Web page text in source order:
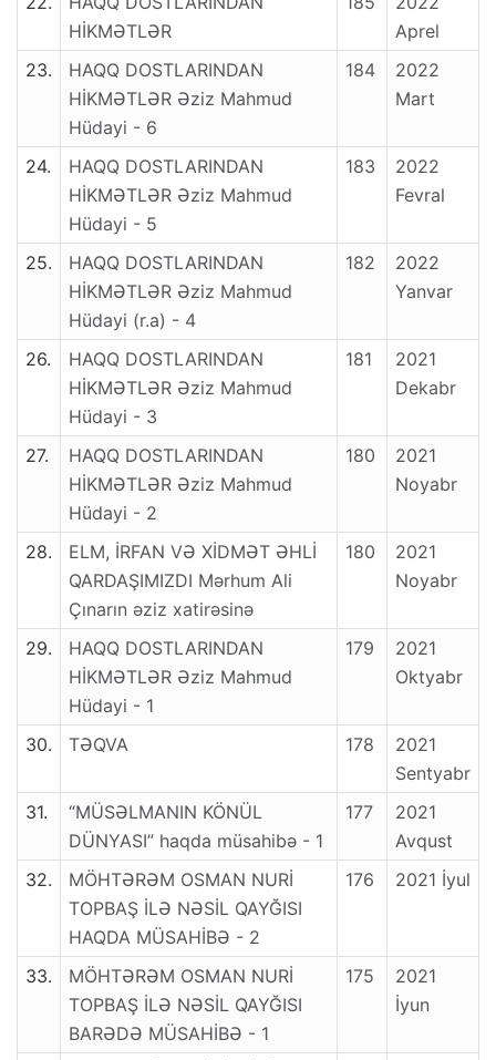
HİKMƏTLƏR
Aprel
23.
HAQQ DOSTLARINDAN
HİKMƏTLƏR Əziz Mahmud
Hüdayi - 6
184
2022
Mart
24.
HAQQ DOSTLARINDAN
HİKMƏTLƏR Əziz Mahmud
Hüdayi - 5
183
2022
Fevral
25.
HAQQ DOSTLARINDAN
HİKMƏTLƏR Əziz Mahmud
Hüdayi (r.a) - 4
182
2022
Yanvar
26.
HAQQ DOSTLARINDAN
HİKMƏTLƏR Əziz Mahmud
Hüdayi - 3
181
2021
Dekabr
27.
HAQQ DOSTLARINDAN
HİKMƏTLƏR Əziz Mahmud
Hüdayi - 2
180
2021
Noyabr
28.
ELM, İRFAN VƏ XİDMƏT ƏHLİ
QARDAŞIMIZDI Mərhum Ali
Çınarın əziz xatirəsinə
180
2021
Noyabr
29.
HAQQ DOSTLARINDAN
HİKMƏTLƏR Əziz Mahmud
Hüdayi - 1
179
2021
Oktyabr
30. TƏQVA 178
2021
Sentyabr
31.
“MÜSƏLMANIN KÖNÜL
DÜNYASI” haqda müsahibə - 1
177
2021
Avqust
32.
MÖHTƏRƏM OSMAN NURİ
TOPBAŞ İLƏ NƏSİL QAYĞISI
HAQDA MÜSAHİBƏ - 2
176 2021 İyul
33.
MÖHTƏRƏM OSMAN NURİ
TOPBAŞ İLƏ NƏSİL QAYĞISI
BARƏDƏ MÜSAHİBƏ - 1
175
2021
İyun